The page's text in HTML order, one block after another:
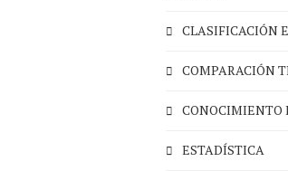
CLASIFICACIÓN
COMPARACIÓN
ESTADÍSTICA